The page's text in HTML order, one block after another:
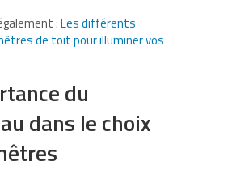
:Les différents
de toit pour illuminer vos
du
dans le choix